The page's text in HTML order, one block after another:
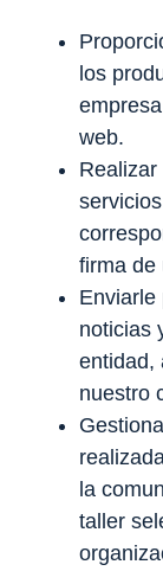
los
web.
firma de
Enviarle
noticias
entidad,
nuestro
la
taller